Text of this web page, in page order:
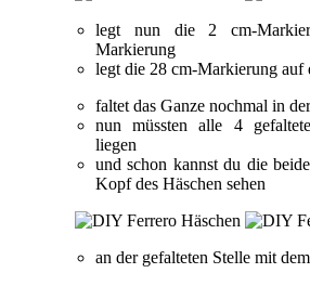
legt nun die 2 cm-
Markierung
legt die 28 cm-Markierung
faltet das Ganze nochmal in
nun müssten alle 4
liegen
und schon kannst du die
Kopf des Häschen sehen
an der gefalteten Stelle mit